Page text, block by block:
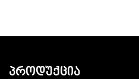
პროდუქცია